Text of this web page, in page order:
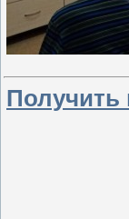
Получить